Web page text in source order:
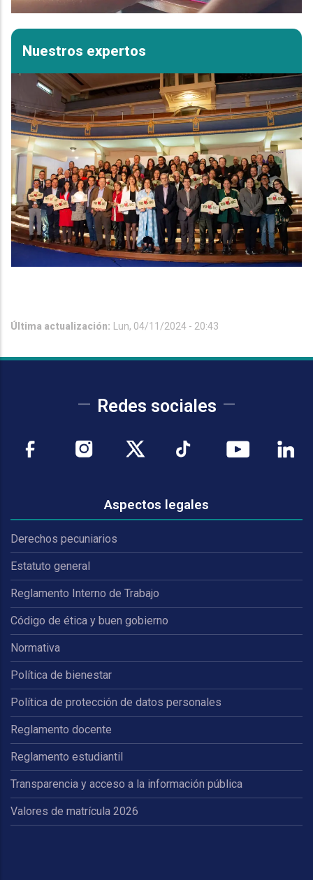
Nuestros expertos
Última actualización: Lun, 04/11/2024 - 20:43
Redes sociales
Aspectos legales
Derechos pecuniarios
Estatuto general
Reglamento Interno de Trabajo
Código de ética y buen gobierno
Normativa
Política de bienestar
Política de protección de datos personales
Reglamento docente
Reglamento estudiantil
Transparencia y acceso a la información pública
Valores de matrícula 2026